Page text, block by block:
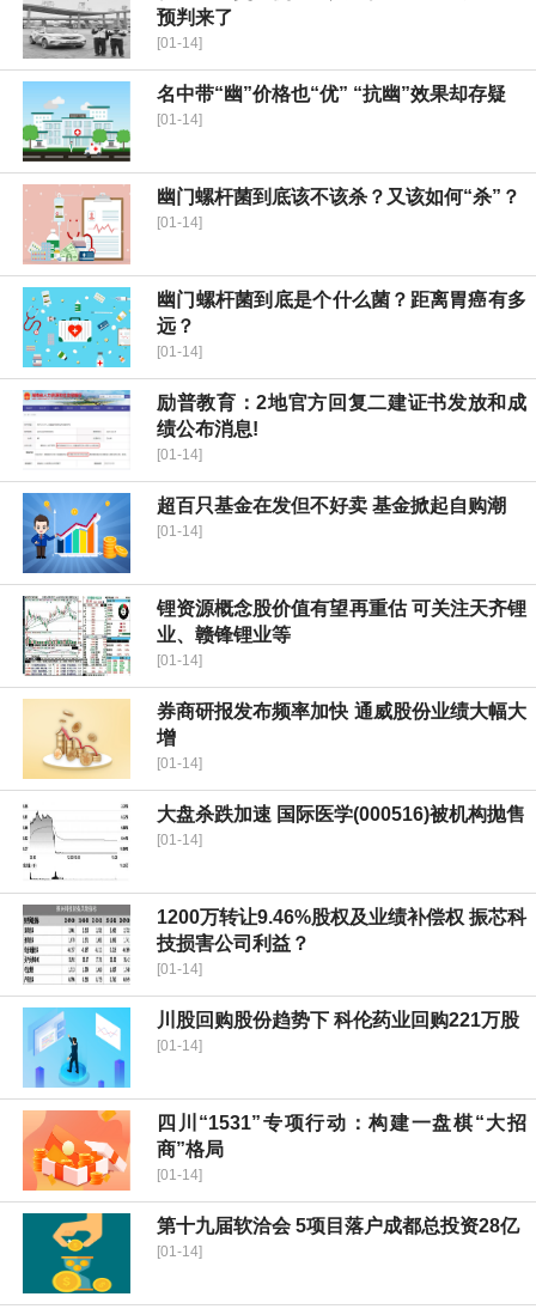
预判来了
[01-14]
名中带“幽”价格也“优” “抗幽”效果却存疑
[01-14]
幽门螺杆菌到底该不该杀？又该如何“杀”？
[01-14]
幽门螺杆菌到底是个什么菌？距离胃癌有多
远？
[01-14]
励普教育：2地官方回复二建证书发放和成
绩公布消息!
[01-14]
超百只基金在发但不好卖 基金掀起自购潮
[01-14]
锂资源概念股价值有望再重估 可关注天齐锂
业、赣锋锂业等
[01-14]
券商研报发布频率加快 通威股份业绩大幅大
增
[01-14]
大盘杀跌加速 国际医学(000516)被机构抛售
[01-14]
1200万转让9.46%股权及业绩补偿权 振芯科
技损害公司利益？
[01-14]
川股回购股份趋势下 科伦药业回购221万股
[01-14]
四川“1531”专项行动：构建一盘棋“大招
商”格局
[01-14]
第十九届软洽会 5项目落户成都总投资28亿
[01-14]